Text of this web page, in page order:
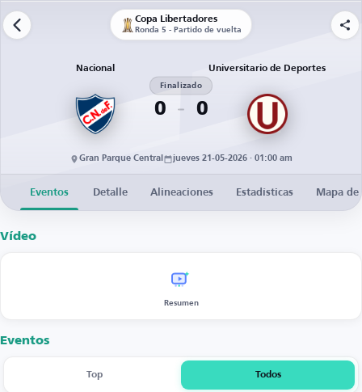
Copa Libertadores
Ronda 5 - Partido de vuelta
Nacional
0
Finalizado
0
Universitario de Deportes
Gran Parque Central jueves 21-05-2026 · 01:00 am
Eventos Detalle Alineaciones Estadísticas Mapa
Vídeo
Resumen
Eventos
Top Todos